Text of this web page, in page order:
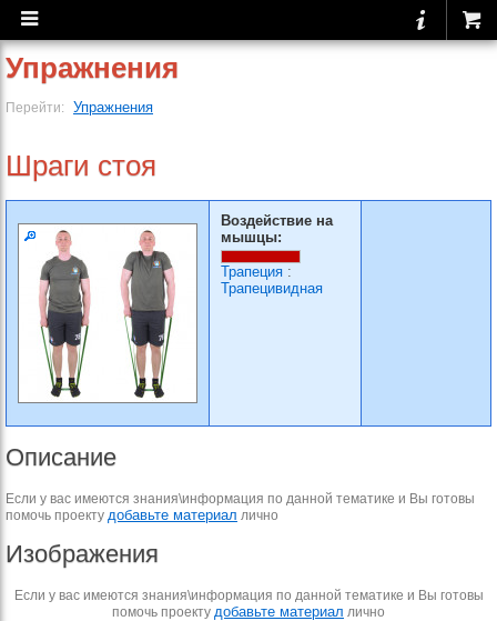
Упражнения
Перейти: Упражнения
Шраги стоя
Воздействие на
мышцы:
Трапеция :
Трапецивидная
Описание
Если у вас имеются знания\информация по данной тематике и Вы готовы
помочь проекту добавьте материал лично
Изображения
Если у вас имеются знания\информация по данной тематике и Вы готовы
помочь проекту добавьте материал лично